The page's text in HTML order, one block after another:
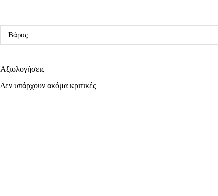
Βάρος
Αξιολογήσεις
Δεν υπάρχουν ακόμα κριτικές